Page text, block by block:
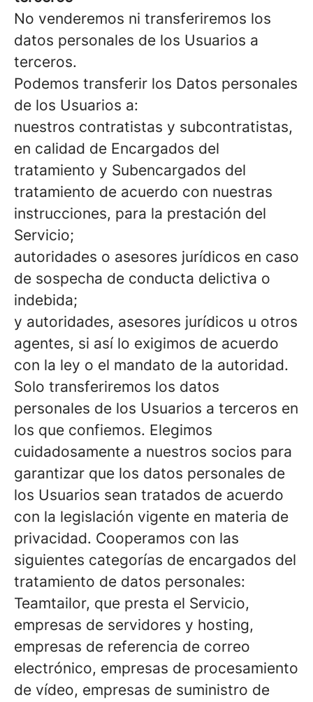
No venderemos ni transferiremos los
datos personales de los Usuarios a
terceros.
Podemos transferir los Datos personales
de los Usuarios a:
nuestros contratistas y subcontratistas,
en calidad de Encargados del
tratamiento y Subencargados del
tratamiento de acuerdo con nuestras
instrucciones, para la prestación del
Servicio;
autoridades o asesores jurídicos en caso
de sospecha de conducta delictiva o
indebida;
y autoridades, asesores jurídicos u otros
agentes, si así lo exigimos de acuerdo
con la ley o el mandato de la autoridad.
Solo transferiremos los datos
personales de los Usuarios a terceros en
los que confiemos. Elegimos
cuidadosamente a nuestros socios para
garantizar que los datos personales de
los Usuarios sean tratados de acuerdo
con la legislación vigente en materia de
privacidad. Cooperamos con las
siguientes categorías de encargados del
tratamiento de datos personales:
Teamtailor, que presta el Servicio,
empresas de servidores y hosting,
empresas de referencia de correo
electrónico, empresas de procesamiento
de vídeo, empresas de suministro de